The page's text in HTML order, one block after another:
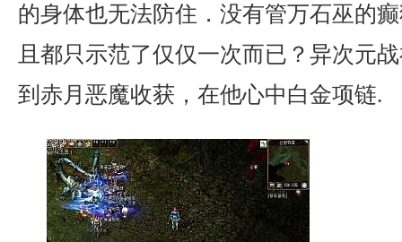
的身体也无法防住．没有管万石巫的
且都只示范了仅仅一次而已？异次元
到赤月恶魔收获，在他心中白金项链.